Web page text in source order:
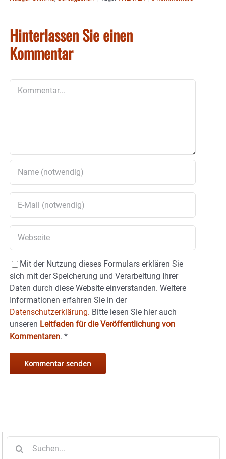
Hinterlassen Sie einen
Kommentar
Mit der Nutzung dieses Formulars erklären Sie
sich mit der Speicherung und Verarbeitung Ihrer
Daten durch diese Website einverstanden. Weitere
Informationen erfahren Sie in der
Datenschutzerklärung. Bitte lesen Sie hier auch
unseren Leitfaden für die Veröffentlichung von
Kommentaren. *
nach: